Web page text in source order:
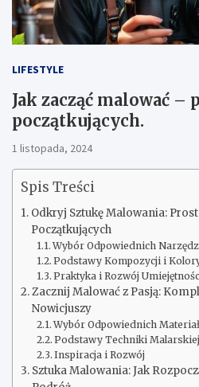
LIFESTYLE
Jak zacząć malować –
początkujących.
1 listopada, 2024
Spis Treści
Odkryj Sztukę Malowania:
Początkujących
Wybór Odpowiednich
Podstawy Kompozycji i
Praktyka i Rozwój
Zacznij Malować z Pasją:
Nowicjuszy
Wybór Odpowiednich
Podstawy Techniki Malarskiej
Inspiracja i Rozwój
Sztuka Malowania: Jak